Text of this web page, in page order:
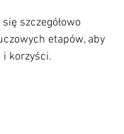
szczegółowo
etapów, aby
korzyści.